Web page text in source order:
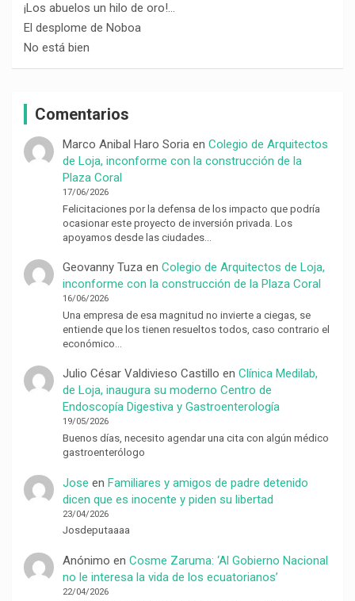
¡Los abuelos un hilo de oro!…
El desplome de Noboa
No está bien
Comentarios
Marco Anibal Haro Soriaen Colegio de Arquitectos
de Loja, inconforme con la construcción de la
Plaza Coral
17/06/2026
Felicitaciones por la defensa de los impacto que podría
ocasionar este proyecto de inversión privada. Los
apoyamos desde las ciudades…
Geovanny Tuzaen Colegio de Arquitectos de Loja,
inconforme con la construcción de la Plaza Coral
16/06/2026
Una empresa de esa magnitud no invierte a ciegas, se
entiende que los tienen resueltos todos, caso contrario el
económico…
Julio César Valdivieso Castillo en Clínica Medilab,
de Loja, inaugura su moderno Centro de
Endoscopía Digestiva y Gastroenterología
19/05/2026
Buenos días, necesito agendar una cita con algún médico
gastroenterólogo
Jose en Familiares y amigos de padre detenido
dicen que es inocente y piden su libertad
23/04/2026
Josdeputaaaa
Anónimo en Cosme Zaruma: ‘Al Gobierno Nacional
no le interesa la vida de los ecuatorianos’
22/04/2026